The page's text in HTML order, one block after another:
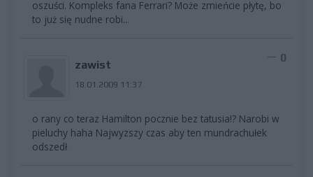
oszuści. Kompleks fana Ferrari? Może zmieńcie płytę, bo
to już się nudne robi...
zawist
18.01.2009 11:37
0
o rany co teraz Hamilton pocznie bez tatusia!? Narobi w
pieluchy haha Najwyzszy czas aby ten mundrachułek
odszedł